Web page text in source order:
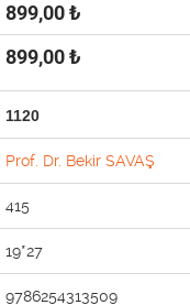
899,00₺
899,00₺
1120
Prof. Dr. Bekir SAVAŞ
415
19*27
9786254313509